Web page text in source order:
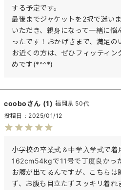
する予定です。
最後までジャケットを2択で迷い
いただき、親身になって一緒に悩
ったです！おかげさまで、満足の
お近くの方は、ぜひフィッティ
めです(*^^*)
coobo 1 福岡県 50代
投稿日
2025/01/12
小学校の卒業式＆中学入学式で着
162cm54kgで11号で丁度良かっ
お腹が出てるんですが、こちらは
ず、お腹も目立たずスッキリ着れ